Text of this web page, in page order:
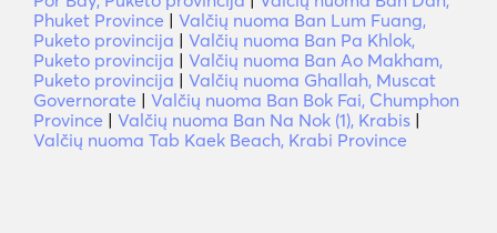
Phuket Province | Valčių nuoma Ban Lum Fuang,
Puketo provincija | Valčių nuoma Ban Pa Khlok,
Puketo provincija | Valčių nuoma Ban Ao Makham,
Puketo provincija | Valčių nuoma Ghallah, Muscat
Governorate | Valčių nuoma Ban Bok Fai, Chumphon
Province | Valčių nuoma Ban Na Nok (1), Krabis |
Valčių nuoma Tab Kaek Beach, Krabi Province